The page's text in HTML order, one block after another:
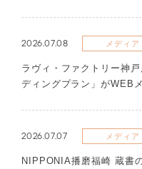
2026.07.08 メディア
ラヴィ・ファクトリー神
ディングプラン」がWEB
2026.07.07 メディア
NIPPONIA播磨福崎 蔵書